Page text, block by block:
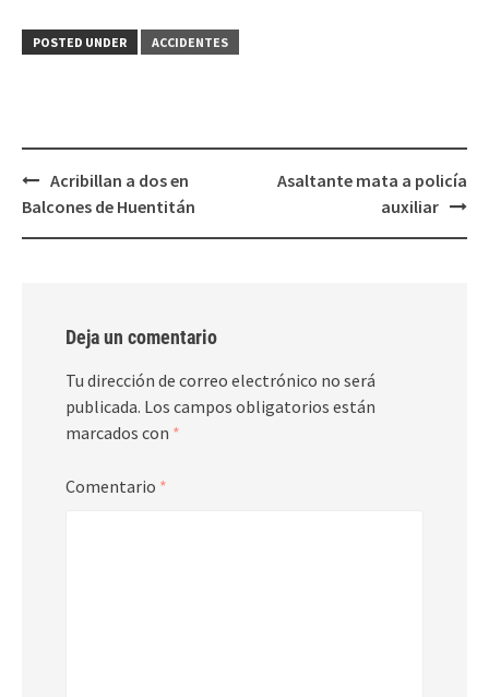
(Se
abre
(Se
abre
POSTED UNDER ACCIDENTES
Post
navigation
Acribillan a dos en
Balcones de Huentitán
Asaltante mata a policía
auxiliar
Deja un comentario
Tu dirección de correo electrónico no será
publicada. Los campos obligatorios están
marcados con *
Comentario *